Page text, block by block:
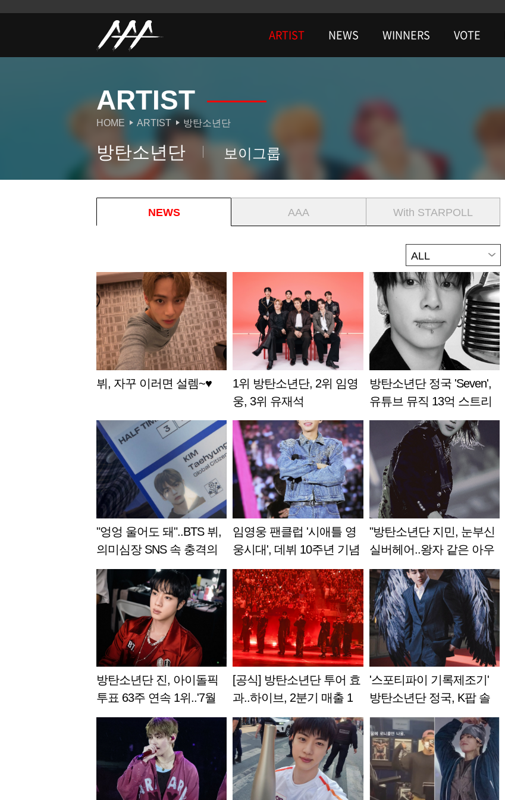
ARTIST NEWS WINNERS VOTE
ARTIST
HOME ARTIST 방탄소년단
방탄소년단 보이그룹
NEWS AAA With STARPOLL
ALL
뷔, 자꾸 이러면 설렘~♥
1위 방탄소년단, 2위 임영
웅, 3위 유재석
방탄소년단 정국 'Seven',
유튜브 뮤직 13억 스트리
밍 돌파..亞 남성 아티스트
데뷔곡 최초
"엉엉 울어도 돼"..BTS 뷔,
의미심장 SNS 속 충격의
무보정 증명사진 [스타이
슈]
임영웅 팬클럽 '시애틀 영
웅시대', 데뷔 10주년 기념
사랑의열매에 808만원 기
부
"방탄소년단 지민, 눈부신
실버헤어..왕자 같은 아우
라" 美 빌보드 극찬
방탄소년단 진, 아이돌픽
투표 63주 연속 1위..'7월
베스트 아티스트'
[공식] 방탄소년단 투어 효
과..하이브, 2분기 매출 1
조 돌파
'스포티파이 기록제조기'
방탄소년단 정국, K팝 솔
로 최초 스포티파이 30억·
15억 스트리밍 곡 2곡 달
성